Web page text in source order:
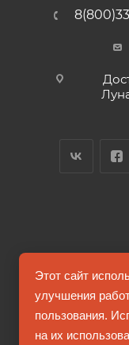
Информация на
Этот сайт
улучшения
пользования.
на их